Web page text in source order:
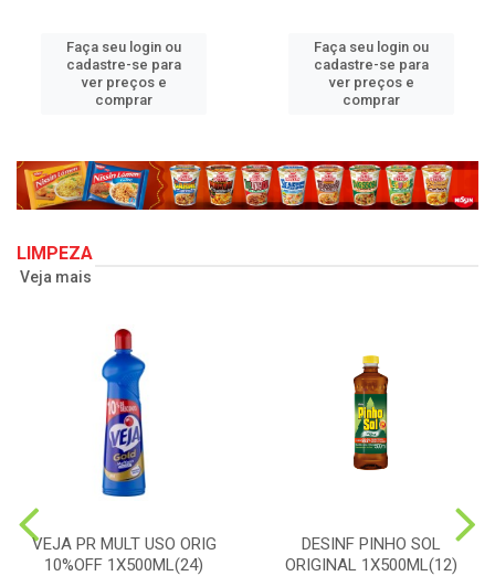
Faça seu login ou
cadastre-se para
ver preços e
comprar
Faça seu login ou
cadastre-se para
ver preços e
comprar
LIMPEZA
Veja mais
VEJA PR MULT USO ORIG
10%OFF 1X500ML(24)
DESINF PINHO SOL
ORIGINAL 1X500ML(12)